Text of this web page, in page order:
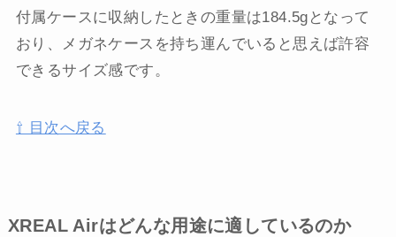
付属ケースに収納したときの重量は184.5gとなって
おり、メガネケースを持ち運んでいると思えば許容
できるサイズ感です。
⇧ 目次へ戻る
XREAL Airはどんな用途に適しているのか